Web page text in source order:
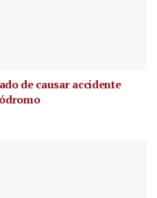
de causar accidente